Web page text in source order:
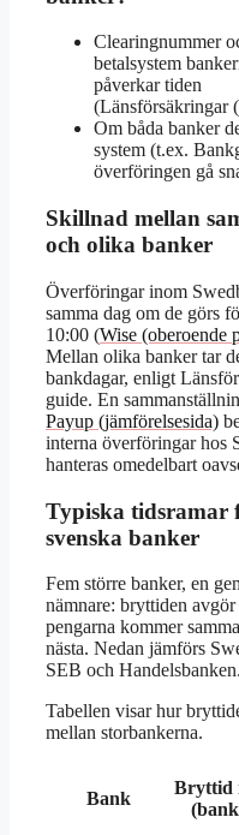
Clearingnummer
betalsystem
påverkar tiden
(Länsförsäkringar
Om båda banker
system (t.ex.
överföringen gå
Skillnad mellan
och olika banker
Överföringar inom
samma dag om de görs
10:00 (Wise (oberoende
Mellan olika banker tar
bankdagar, enligt
guide. En
Payup (jämförelsesida)
interna överföringar hos
hanteras omedelbart
Typiska tidsramar
svenska banker
Fem större banker, en
nämnare: bryttiden
pengarna kommer
nästa. Nedan jämförs
SEB och Handelsbanken.
Tabellen visar hur
mellan storbankerna.
Bank
Bryttid